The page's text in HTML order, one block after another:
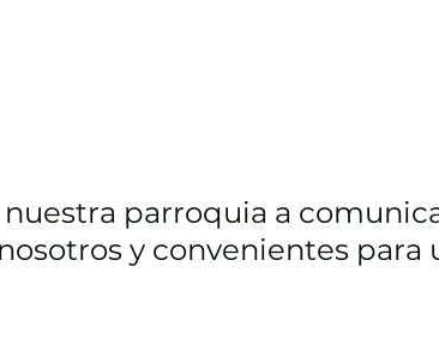
nuestra parroquia a
y convenientes para